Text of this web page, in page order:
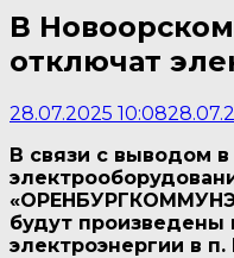
В
отключат
28.07.2025 10:08
В связи с выводом
будут
электроэнергии в